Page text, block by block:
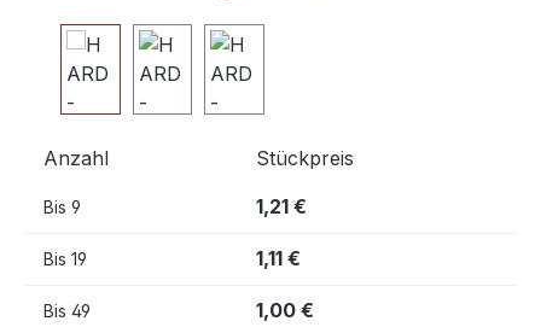
Anzahl Stückpreis
Bis 9 1,21 €
Bis 19 1,11 €
Bis 49 1,00 €